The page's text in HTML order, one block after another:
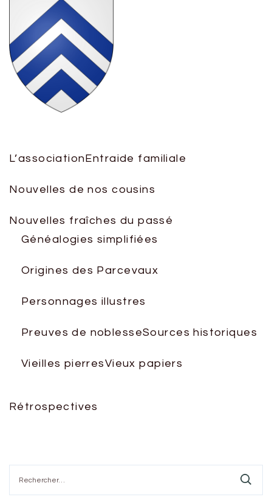
L’associationEntraide familiale
Nouvelles de nos cousins
Nouvelles fraîches du passé
Généalogies simplifiées
Origines des Parcevaux
Personnages illustres
Preuves de noblesseSources historiques
Vieilles pierresVieux papiers
Rétrospectives